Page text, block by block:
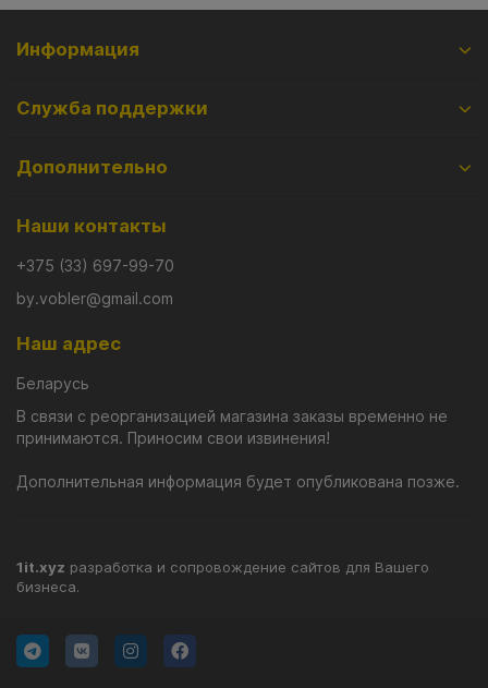
Информация
Служба поддержки
Дополнительно
Наши контакты
+375 (33) 697-99-70
by.vobler@gmail.com
Наш адрес
Беларусь
В связи с реорганизацией магазина заказы временно не
принимаются. Приносим свои извинения!
Дополнительная информация будет опубликована позже.
1it.xyz разработка и сопровождение сайтов для Вашего
бизнеса.